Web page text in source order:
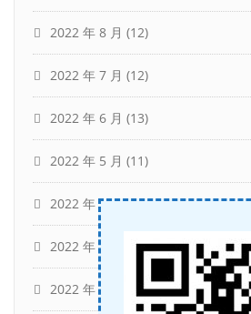
2022 年 8 月 (12)
2022 年 7 月 (12)
2022 年 6 月 (13)
2022 年 5 月 (11)
2022 年 4 月(15)
2022 年 3 月 (13)
2022 年 2 月 (11)